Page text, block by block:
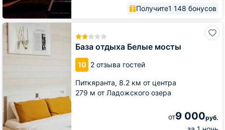
Получите1 148 бонусов
База отдыха Белые мосты
10 2 отзыва гостей
Питкяранта, 8.2 км от центра
279 м от Ладожского озера
от9 000руб.
База
отдыха
Белые
мосты